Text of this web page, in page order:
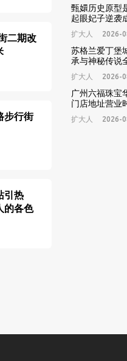
二期改
步行街
引热
的各色
甄嬛历史原型
起眼妃子逆袭
扩大人 2026-
苏格兰爱丁堡
承与神秘传说
扩大人 2026-
广州六福珠宝
门店地址营业
扩大人 2026-